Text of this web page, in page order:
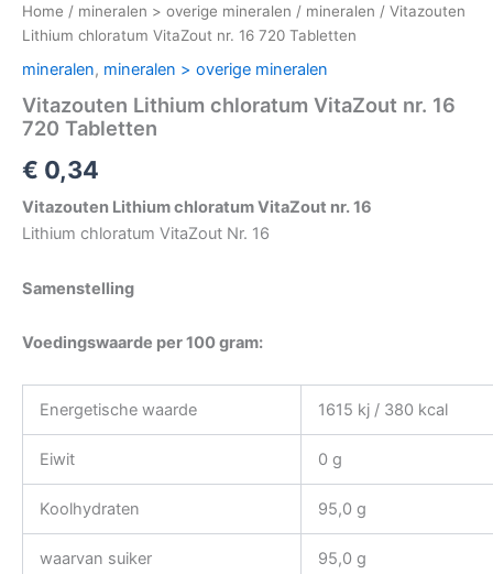
Home / mineralen > overige mineralen / mineralen / Vitazouten
Lithium chloratum VitaZout nr. 16 720 Tabletten
mineralen, mineralen > overige mineralen
Vitazouten Lithium chloratum VitaZout nr. 16
720 Tabletten
€ 0,34
Vitazouten Lithium chloratum VitaZout nr. 16
Lithium chloratum VitaZout Nr. 16
Samenstelling
Voedingswaarde per 100 gram:
Energetische waarde 1615 kj / 380 kcal
Eiwit 0 g
Koolhydraten 95,0 g
waarvan suiker 95,0 g